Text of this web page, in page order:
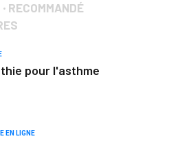
RECOMMANDÉ
pour l'asthme
EN LIGNE